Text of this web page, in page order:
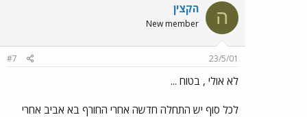
ה הקצין
New member
23/5/01
#7
לא אולי , בטוח ...
לכל סוף יש התחלה חדשה אחרי החורף בא אביב אחרי